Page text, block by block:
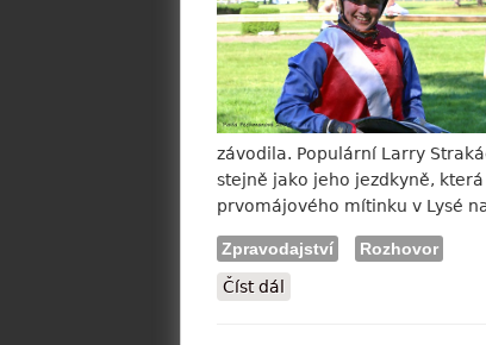
závodila. Populární Larry
stejně jako jeho jezdkyně,
prvomájového mítinku v Lysé
Zpravodajství
Rozhovor
Číst dál